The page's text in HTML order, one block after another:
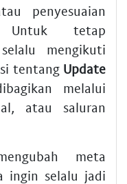
penyesuaian
Untuk tetap
mengikuti
tentang Update
melalui
atau saluran
meta
ingin selalu jadi